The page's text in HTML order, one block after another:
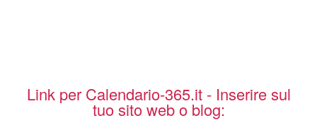
Link per Calendario-365.it - Inserire sul
tuo sito web o blog: